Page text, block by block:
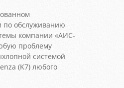
по обслуживанию
компании «АИС-
проблему
системой
(K7) любого